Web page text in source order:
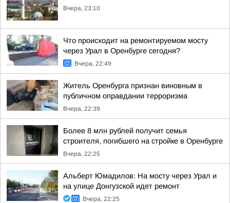
Вчера, 23:10
Что происходит на ремонтируемом мосту
через Урал в Оренбурге сегодня?
Вчера, 22:49
Житель Оренбурга признан виновным в
публичном оправдании терроризма
Вчера, 22:39
Более 8 млн рублей получит семья
строителя, погибшего на стройке в Оренбурге
Вчера, 22:25
Альберт Юмадилов: На мосту через Урал и
на улице Донгузской идет ремонт
Вчера, 22:25